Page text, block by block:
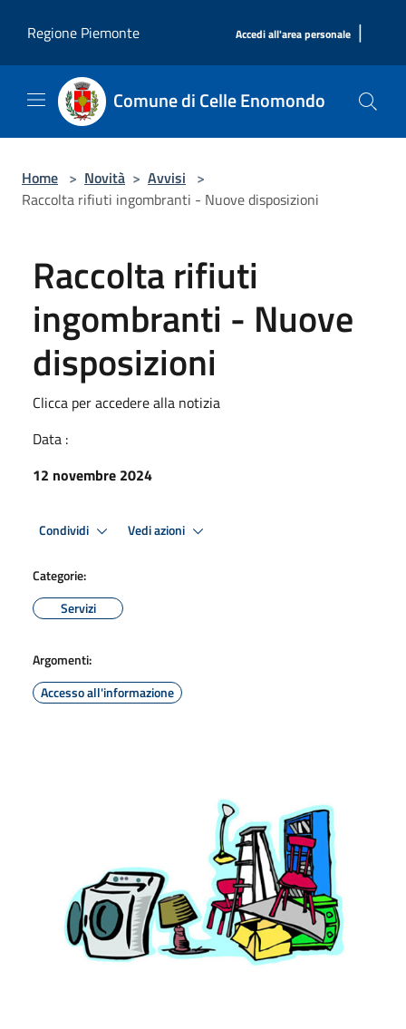
Regione Piemonte
Accedi all'area personale |
Comune di Celle Enomondo
Home > Novità > Avvisi >
Raccolta rifiuti ingombranti - Nuove disposizioni
Raccolta rifiuti
ingombranti - Nuove
disposizioni
Clicca per accedere alla notizia
Data :
12 novembre 2024
Condividi Vedi azioni
Categorie:
Servizi
Argomenti:
Accesso all'informazione